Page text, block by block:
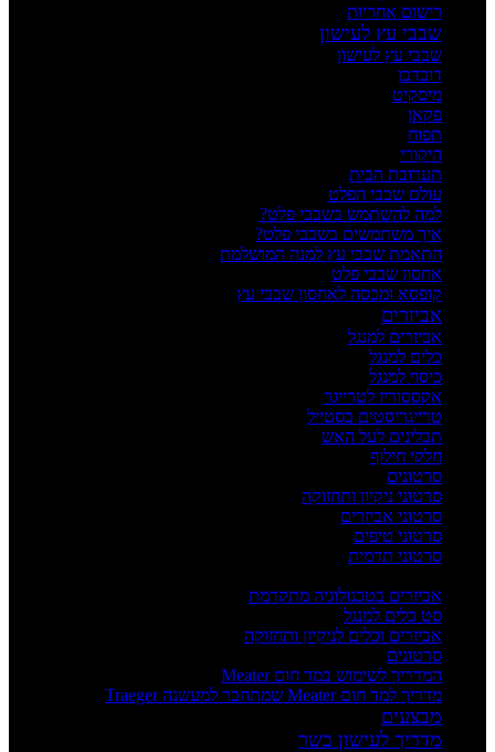
רישום אחריות
שבבי עץ לעישון
שבבי עץ לעישון
דובדבן
מיסקיט
פקאן
תפוח
היקורי
תערובת הבית
עולם שבבי הפלט
למה להשתמש בשבבי פלט?
איך משתמשים בשבבי פלט?
התאמת שבבי עץ למנה המושלמת
אחסון שבבי פלט
קופסא ומכסה לאחסון שבבי עץ
אביזרים
אביזרים למנגל
כלים למנגל
כיסוי למנגל
אקססוריז לטרייגר
טרייגריסטים בסטייל
תבלינים לעל האש
חלקי חילוף
סרטונים
סרטוני ניקיון ותחזוקה
סרטוני אביזרים
סרטוני טיפים
סרטוני תדמית
אביזרים בטכנולוגיה מתקדמת
סט כלים למנגל
אביזרים וכלים לניקיון ותחזוקה
סרטונים
המדריך לשימוש במד חום Meater
מדריך למד חום Meater שמתחבר למעשנה Traeger
מבצעים
מדריך לעישון בשר